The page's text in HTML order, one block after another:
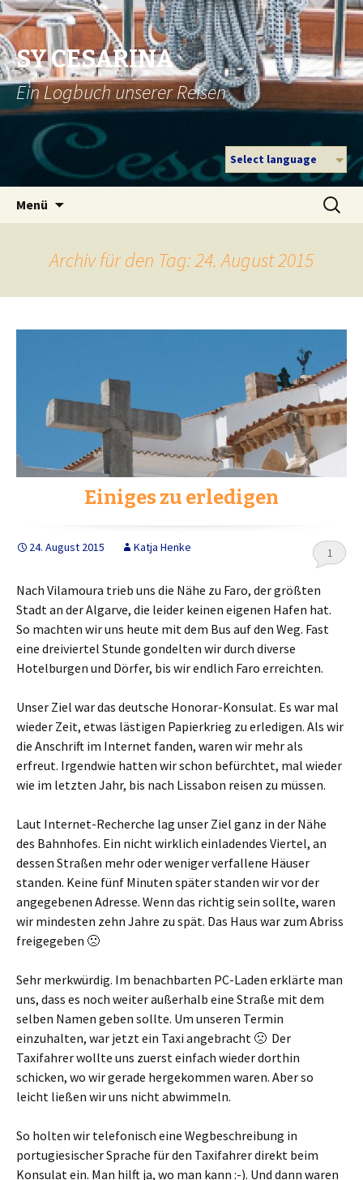
SY CESARINA
Ein Logbuch unserer Reisen
Select language
Menü
Suche
nach:
Archiv für den Tag: 24. August 2015
Einiges zu erledigen
24. August 2015 Katja Henke 1
Nach Vilamoura trieb uns die Nähe zu Faro, der größten
Stadt an der Algarve, die leider keinen eigenen Hafen hat.
So machten wir uns heute mit dem Bus auf den Weg. Fast
eine dreiviertel Stunde gondelten wir durch diverse
Hotelburgen und Dörfer, bis wir endlich Faro erreichten.
Unser Ziel war das deutsche Honorar-Konsulat. Es war mal
wieder Zeit, etwas lästigen Papierkrieg zu erledigen. Als wir
die Anschrift im Internet fanden, waren wir mehr als
erfreut. Irgendwie hatten wir schon befürchtet, mal wieder
wie im letzten Jahr, bis nach Lissabon reisen zu müssen.
Laut Internet-Recherche lag unser Ziel ganz in der Nähe
des Bahnhofes. Ein nicht wirklich einladendes Viertel, an
dessen Straßen mehr oder weniger verfallene Häuser
standen. Keine fünf Minuten später standen wir vor der
angegebenen Adresse. Wenn das richtig sein sollte, waren
wir mindesten zehn Jahre zu spät. Das Haus war zum Abriss
freigegeben 🙁
Sehr merkwürdig. Im benachbarten PC-Laden erklärte man
uns, dass es noch weiter außerhalb eine Straße mit dem
selben Namen geben sollte. Um unseren Termin
einzuhalten, war jetzt ein Taxi angebracht 🙁 Der
Taxifahrer wollte uns zuerst einfach wieder dorthin
schicken, wo wir gerade hergekommen waren. Aber so
leicht ließen wir uns nicht abwimmeln.
So holten wir telefonisch eine Wegbeschreibung in
portugiesischer Sprache für den Taxifahrer direkt beim
Konsulat ein. Man hilft ja, wo man kann :-). Und dann waren